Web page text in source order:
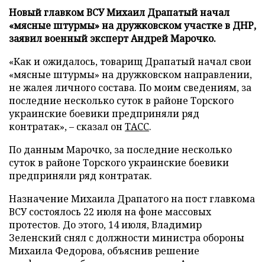
Новый главком ВСУ Михаил Драпатый начал
«мясные штурмы» на дружковском участке в ДНР,
заявил военный эксперт Андрей Марочко.
«Как и ожидалось, товарищ Драпатый начал свои
«мясные штурмы» на дружковском направлении,
не жалея личного состава. По моим сведениям, за
последние несколько суток в районе Торского
украинские боевики предприняли ряд
контратак», – сказал он ТАСС.
По данным Марочко, за последние несколько
суток в районе Торского украинские боевики
предприняли ряд контратак.
Назначение Михаила Драпатого на пост главкома
ВСУ состоялось 22 июля на фоне массовых
протестов. До этого, 14 июля, Владимир
Зеленский снял с должности министра обороны
Михаила Федорова, объяснив решение